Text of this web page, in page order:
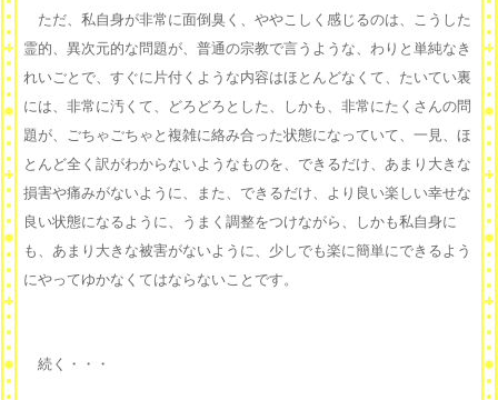
ただ、私自身が非常に面倒臭く、ややこしく感じるのは、こうした
霊的、異次元的な問題が、普通の宗教で言うような、わりと単純なき
れいごとで、すぐに片付くような内容はほとんどなくて、たいてい裏
には、非常に汚くて、どろどろとした、しかも、非常にたくさんの問
題が、ごちゃごちゃと複雑に絡み合った状態になっていて、一見、ほ
とんど全く訳がわからないようなものを、できるだけ、あまり大きな
損害や痛みがないように、また、できるだけ、より良い楽しい幸せな
良い状態になるように、うまく調整をつけながら、しかも私自身に
も、あまり大きな被害がないように、少しでも楽に簡単にできるよう
にやってゆかなくてはならないことです。
続く・・・